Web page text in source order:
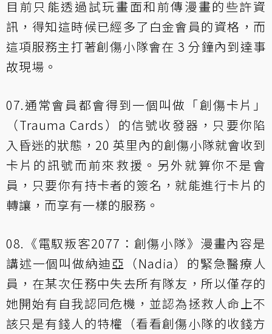
目前只能透過試玩畫面和前傳漫畫的些許資
訊，得知這時候已經多了白金會員的資格，而
這項服務主打著創傷小隊會在 3 分鐘內到達事
故現場。
07.通常會員都會得到一個叫做「創傷卡片」
（Trauma Cards）的信號收發器，只要你陷
入昏迷的狀態，20 英里內的創傷小隊就會收到
卡片的訊號而前來救援。另外就算你不是會
員，只要你有持卡者的簽名，就能進行卡片的
轉讓，而享有一樣的服務。
08.《電馭叛客2077：創傷小隊》漫畫內容是
講述一個叫做納迪亞（Nadia）的緊急醫療人
員，在某次任務中失去所有隊友，所以僅存的
她開始有自我認同危機，並認為拯救人命上不
該只是有錢人的特權（看看創傷小隊的收錢方